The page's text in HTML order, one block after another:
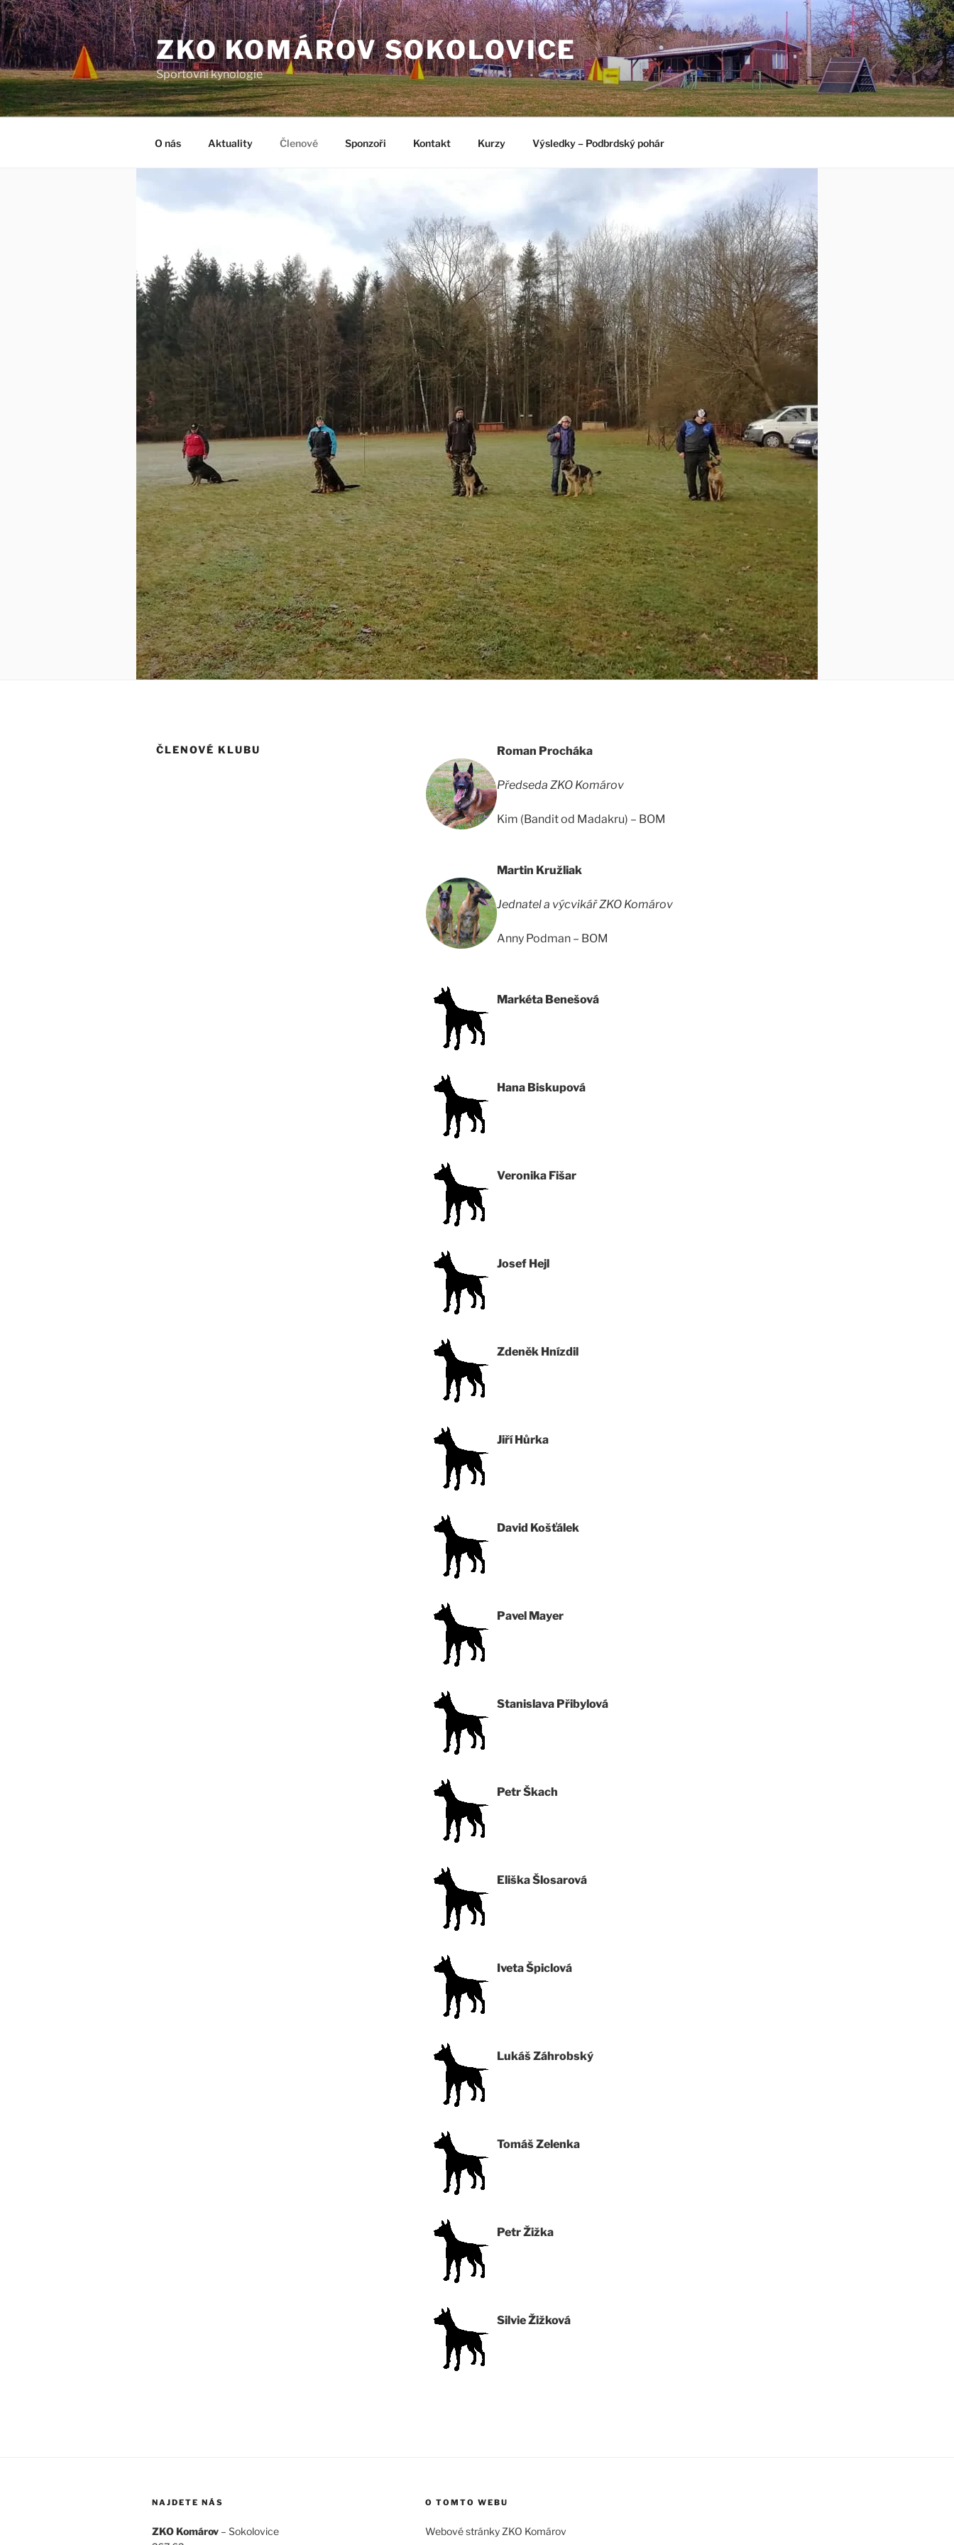
Přejít
k
obsahu
webu
ZKO KOMÁROV SOKOLOVICE
Sportovní kynologie
O nás Aktuality Členové Sponzoři Kontakt Kurzy Výsledky – Podbrdský pohár
ČLENOVÉ KLUBU Roman Procháka
Předseda ZKO Komárov
Kim (Bandit od Madakru) – BOM
Martin Kružliak
Jednatel a výcvikář ZKO Komárov
Anny Podman – BOM
Markéta Benešová
Hana Biskupová
Veronika Fišar
Josef Hejl
Zdeněk Hnízdil
Jiří Hůrka
David Košťálek
Pavel Mayer
Stanislava Přibylová
Petr Škach
Eliška Šlosarová
Iveta Špiclová
Lukáš Záhrobský
Tomáš Zelenka
Petr Žižka
Silvie Žižková
NAJDETE NÁS
ZKO Komárov – Sokolovice
O TOMTO WEBU
Webové stránky ZKO Komárov